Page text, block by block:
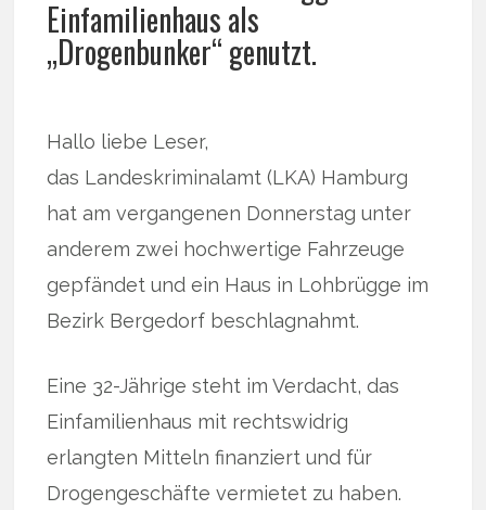
Einfamilienhaus als
„Drogenbunker“ genutzt.
Hallo liebe Leser,
das Landeskriminalamt (LKA) Hamburg
hat am vergangenen Donnerstag unter
anderem zwei hochwertige Fahrzeuge
gepfändet und ein Haus in Lohbrügge im
Bezirk Bergedorf beschlagnahmt.
Eine 32-Jährige steht im Verdacht, das
Einfamilienhaus mit rechtswidrig
erlangten Mitteln finanziert und für
Drogengeschäfte vermietet zu haben.